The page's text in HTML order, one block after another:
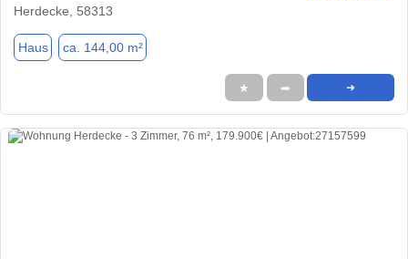
Herdecke, 58313
Haus ca. 144,00 m²
★ ➦ ➜